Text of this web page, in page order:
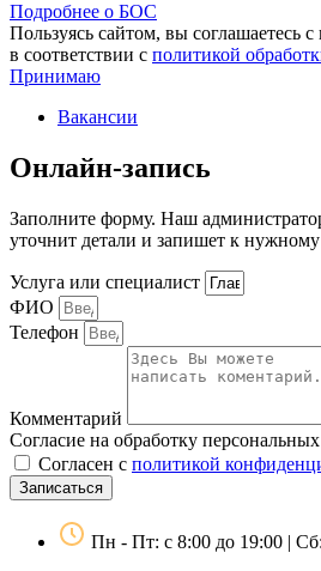
Подробнее о БОС
Пользуясь сайтом, вы соглашаетесь
в соответствии с политикой
Принимаю
Вакансии
Онлайн-запись
Заполните форму. Наш
уточнит детали и запишет к нужному
Услуга или специалист
ФИО
Телефон
Комментарий
Согласие на обработку
Согласен с политикой
Записаться
Пн - Пт: с 8:00 до 19:00 |